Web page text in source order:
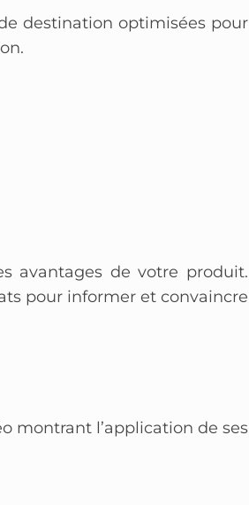
destination optimisées pour
avantages de votre produit.
pour informer et convaincre
montrant l’application de ses